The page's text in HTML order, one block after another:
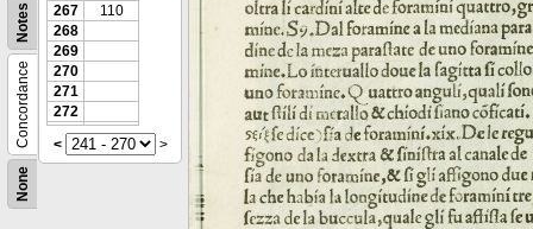
None
Concordance
Notes
267
110
268
269
270
271
272
<
>